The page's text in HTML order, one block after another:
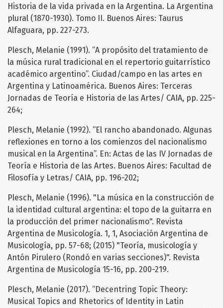
Historia de la vida privada en la Argentina. La Argentina
plural (1870-1930). Tomo II. Buenos Aires: Taurus
Alfaguara, pp. 227-273.
Plesch, Melanie (1991). “A propósito del tratamiento de
la música rural tradicional en el repertorio guitarrístico
académico argentino”. Ciudad/campo en las artes en
Argentina y Latinoamérica. Buenos Aires: Terceras
Jornadas de Teoría e Historia de las Artes/ CAIA, pp. 225-
264;
Plesch, Melanie (1992). “El rancho abandonado. Algunas
reflexiones en torno a los comienzos del nacionalismo
musical en la Argentina”. En: Actas de las IV Jornadas de
Teoría e Historia de las Artes. Buenos Aires: Facultad de
Filosofía y Letras/ CAIA, pp. 196-202;
Plesch, Melanie (1996). "La música en la construcción de
la identidad cultural argentina: el topo de la guitarra en
la producción del primer nacionalismo". Revista
Argentina de Musicología. 1, 1, Asociación Argentina de
Musicología, pp. 57-68; (2015) "Teoría, musicología y
Antón Pirulero (Rondó en varias secciones)". Revista
Argentina de Musicología 15-16, pp. 200-219.
Plesch, Melanie (2017). “Decentring Topic Theory:
Musical Topics and Rhetorics of Identity in Latin